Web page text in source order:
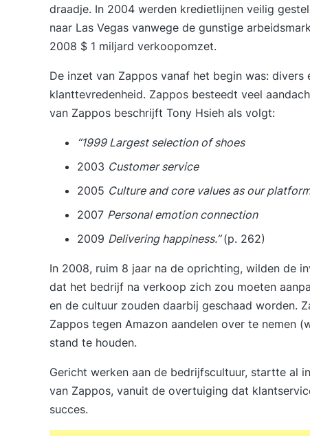
draadje. In 2004 werden kredietlijnen veilig
naar Las Vegas vanwege de gunstige
2008 $ 1 miljard verkoopomzet.
De inzet van Zappos vanaf het begin was:
klanttevredenheid. Zappos besteedt veel
van Zappos beschrijft Tony Hsieh als volgt:
“1999 Largest selection of shoes
2003 Customer service
2005 Culture and core values as our
2007 Personal emotion connection
2009 Delivering happiness.”(p. 262)
In 2008, ruim 8 jaar na de oprichting, wilden de
dat het bedrijf na verkoop zich zou moeten
en de cultuur zouden daarbij geschaad worden.
Zappos tegen Amazon aandelen over te nemen
stand te houden.
Gericht werken aan de bedrijfscultuur, startte al
van Zappos, vanuit de overtuiging dat
succes.